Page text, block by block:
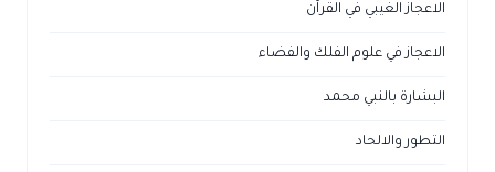
الاعجاز الغيبي في القرآن
الاعجاز في علوم الفلك والفضاء
البشارة بالنبي محمد
التطور والالحاد